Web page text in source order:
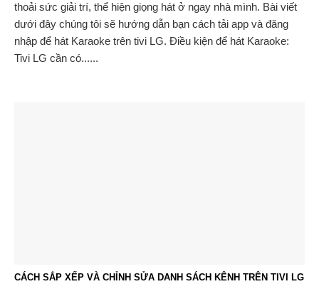
thoải sức giải trí, thể hiện giọng hát ở ngay nhà mình. Bài viết
dưới đây chúng tôi sẽ hướng dẫn bạn cách tải app và đăng
nhập để hát Karaoke trên tivi LG. Điều kiện để hát Karaoke:
Tivi LG cần có......
CÁCH SẮP XẾP VÀ CHỈNH SỬA DANH SÁCH KÊNH TRÊN TIVI LG